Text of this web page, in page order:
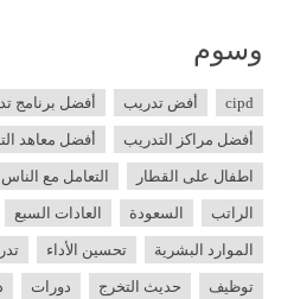
وسوم
cipd أفض تدريب أفضل برنامج
أفضل مراكز التدريب أفضل معاهد
اطفال على القطار التعامل مع الناس
الراتب السعودة العادات السبع
الموارد البشرية تحسين الأداء
توظيف حديث التخرج دورات